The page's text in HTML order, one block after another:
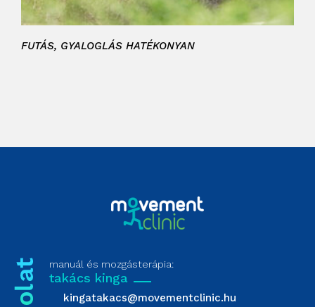
FUTÁS, GYALOGLÁS HATÉKONYAN
manuál és mozgásterápia:
takács kinga
kingatakacs@movementclinic.hu